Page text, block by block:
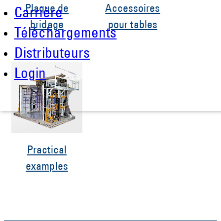
Carrière
Téléchargements
Distributeurs
Login
Plaque de
bridage
Accessoires
pour tables
Practical
examples